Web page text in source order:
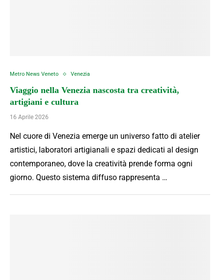
Metro News Veneto Venezia
Viaggio nella Venezia nascosta tra creatività,
artigiani e cultura
16 Aprile 2026
Nel cuore di Venezia emerge un universo fatto di atelier
artistici, laboratori artigianali e spazi dedicati al design
contemporaneo, dove la creatività prende forma ogni
giorno. Questo sistema diffuso rappresenta …